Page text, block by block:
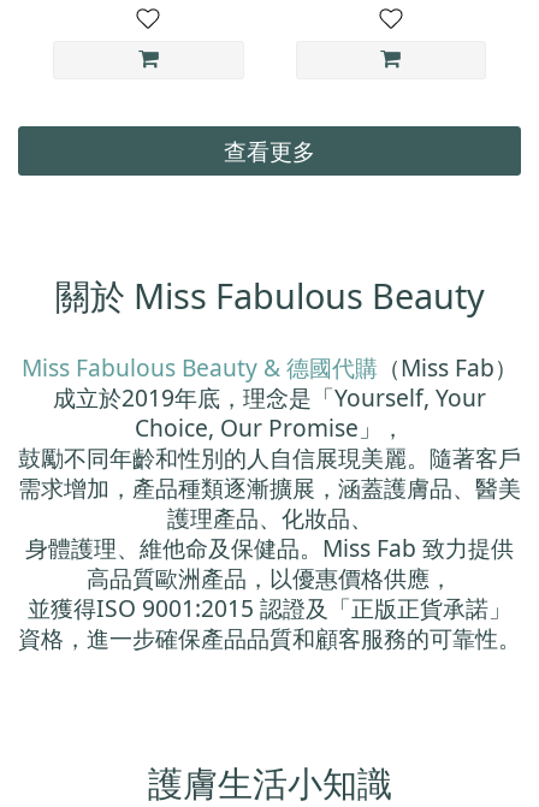
查看更多
關於 Miss Fabulous Beauty
Miss Fabulous Beauty & 德國代購 （Miss Fab）
成立於2019年底，理念是「Yourself, Your
Choice, Our Promise」，
鼓勵不同年齡和性別的人自信展現美麗。隨著客戶
需求增加，產品種類逐漸擴展，涵蓋護膚品、醫美
護理產品、化妝品、
身體護理、維他命及保健品。Miss Fab 致力提供
高品質歐洲產品，以優惠價格供應，
並獲得ISO 9001:2015 認證及「正版正貨承諾」
資格，進一步確保產品品質和顧客服務的可靠性。
護膚生活小知識